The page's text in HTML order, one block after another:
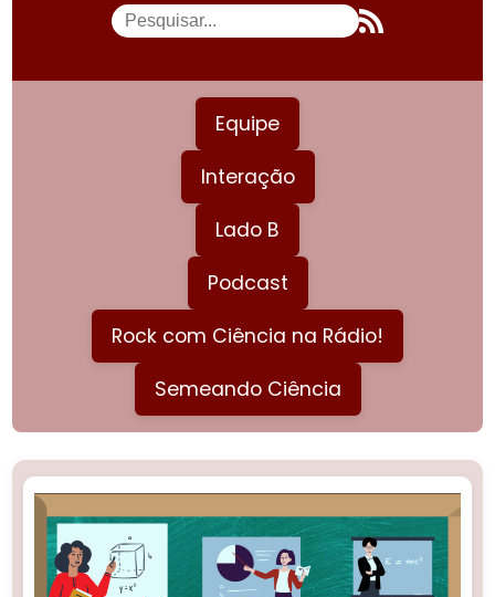
Equipe
Interação
Lado B
Podcast
Rock com Ciência na Rádio!
Semeando Ciência